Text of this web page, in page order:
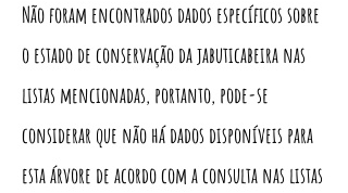
Não foram encontrados dados específicos sobre
o estado de conservação da jabuticabeira nas
listas mencionadas, portanto, pode-se
considerar que não há dados disponíveis para
esta árvore de acordo com a consulta nas listas